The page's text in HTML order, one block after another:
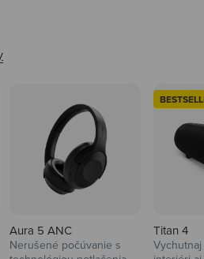
Aura 5 ANC
Nerušené počúvanie s
Titan 4